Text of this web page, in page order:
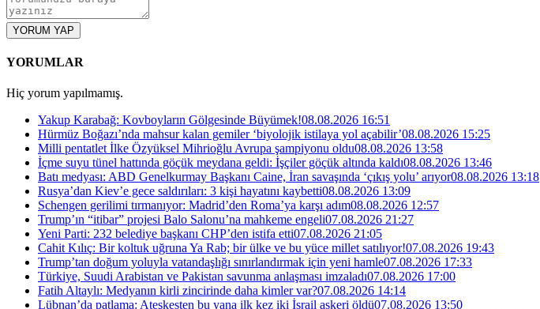
YORUM YAP
YORUMLAR
Hiç yorum yapılmamış.
Yakup Karabağ: Kovboyların Gölgesinde Büyümek!08.08.2026 16:51
Hürmüz Boğazı’nda mahsur kalan gemiler ‘biyolojik istilaya yol açabilir’08.08.2026 15:25
Milli pentatlet İlke Özyüksel Mihrioğlu Avrupa şampiyonu oldu08.08.2026 13:58
İçme suyu tünel hattında göçük meydana geldi: İşçiler göçük altında kaldı08.08.2026 13:46
Batı medyası: ABD Genelkurmay Başkanı Caine, İran savaşında ‘çıkış yolu’ arıyor08.08.2026 13:18
Rusya’dan Kiev’e gece saldırıları: 3 kişi hayatını kaybetti08.08.2026 13:09
Schengen gerilimi tırmanıyor: Madrid’den Roma’ya karşı adım08.08.2026 12:57
Trump’ın “itibar” projesi Balo Salonu’na mahkeme engeli07.08.2026 21:27
Yeni Parti: 232 belediye başkanı CHP’den istifa etti07.08.2026 21:05
Cahit Kılıç: Bir koltuk uğruna Ya Rab; bir ülke ve bu yüce millet satılıyor!07.08.2026 19:43
Trump’tan doğum yoluyla vatandaşlığı sınırlandırmak için yeni hamle07.08.2026 17:33
Türkiye, Suudi Arabistan ve Pakistan savunma anlaşması imzaladı07.08.2026 17:00
Fatih Altaylı: Medyanın kirli zincirinde daha kimler var?07.08.2026 14:14
Lübnan’da patlama: Ateşkesten bu yana ilk kez iki İsrail askeri öldü07.08.2026 13:50